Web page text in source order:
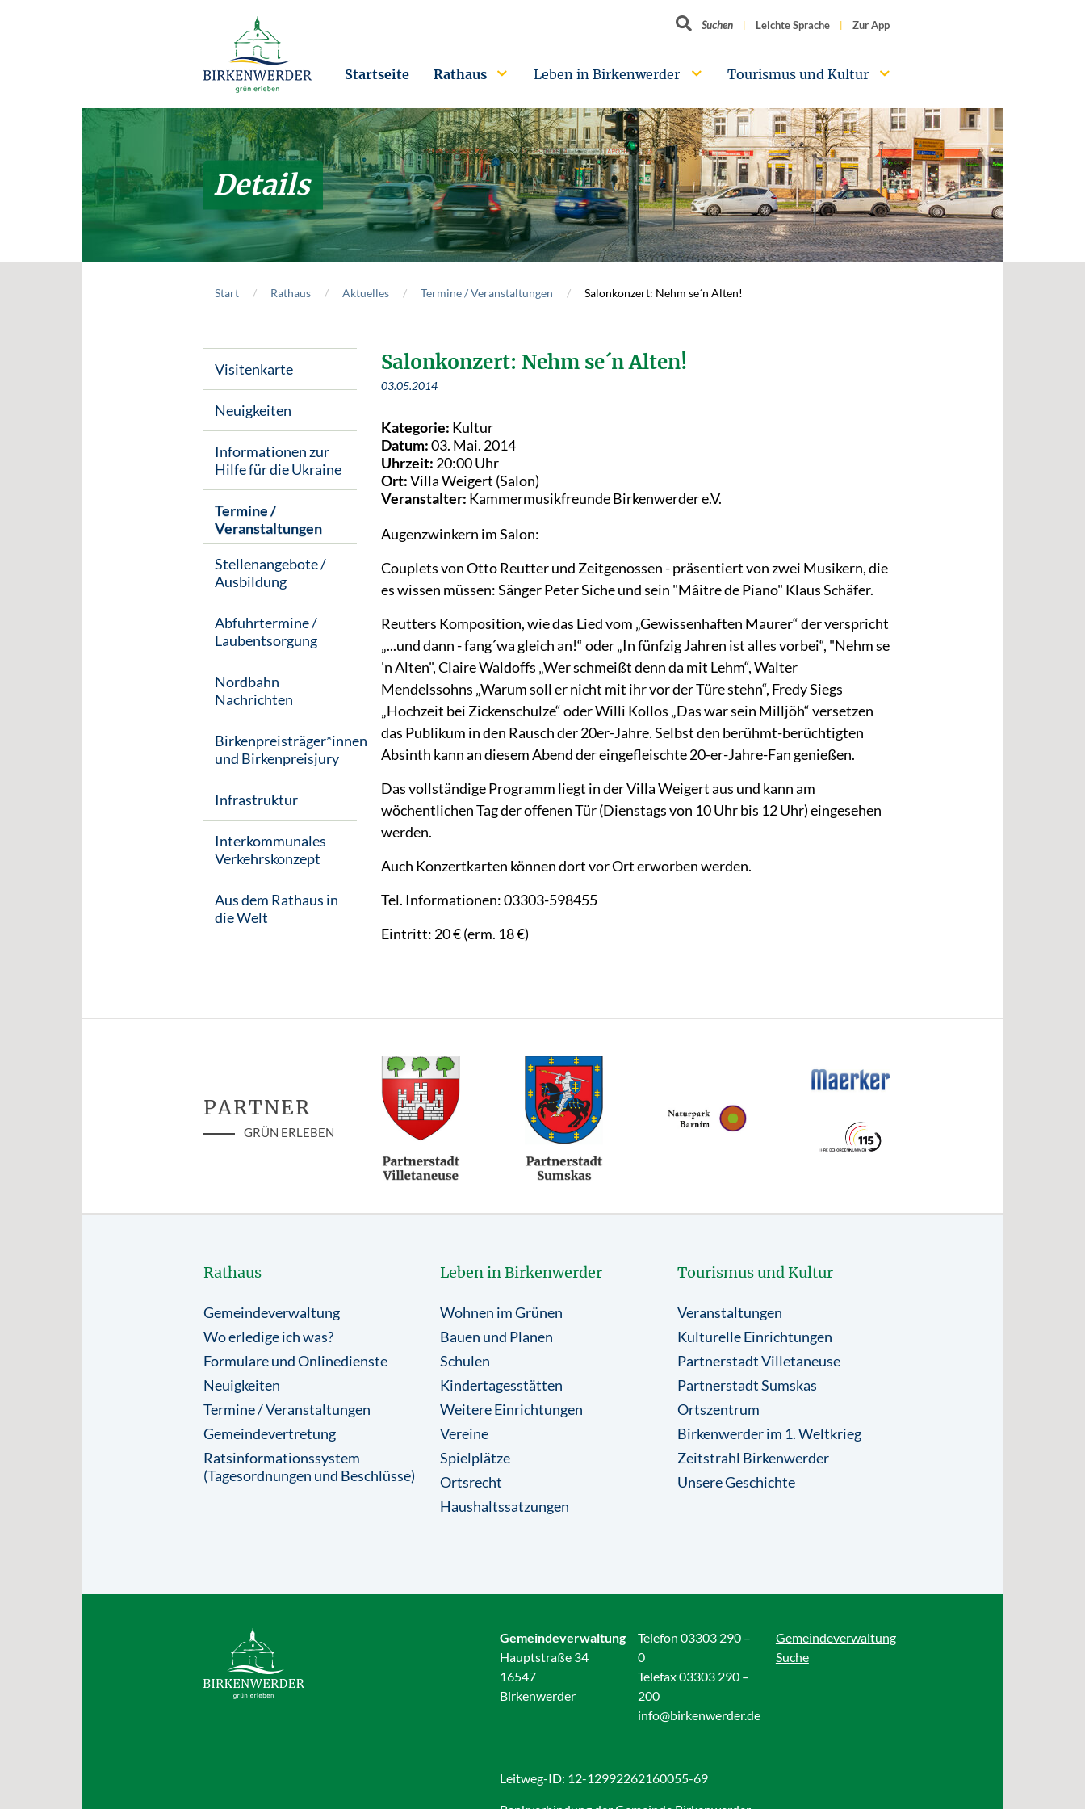
Suchbegriff
Suchen Leichte Sprache Zur App
Startseite Rathaus Leben in Birkenwerder Tourismus und Kultur
Details
Start Rathaus Aktuelles Termine / Veranstaltungen Salonkonzert: Nehm se´n Alten!
Visitenkarte
Neuigkeiten
Informationen zur
Hilfe für die Ukraine
Termine /
Veranstaltungen
Stellenangebote /
Ausbildung
Abfuhrtermine /
Laubentsorgung
Nordbahn
Nachrichten
Birkenpreisträger*innen
und Birkenpreisjury
Infrastruktur
Interkommunales
Verkehrskonzept
Aus dem Rathaus in
die Welt
Salonkonzert: Nehm se´n Alten!
03.05.2014
Kategorie: Kultur
Datum:03. Mai. 2014
Uhrzeit: 20:00 Uhr
Ort:Villa Weigert (Salon)
Veranstalter: Kammermusikfreunde Birkenwerder e.V.
Augenzwinkern im Salon:
Couplets von Otto Reutter und Zeitgenossen - präsentiert von zwei Musikern, die
es wissen müssen: Sänger Peter Siche und sein "Mâitre de Piano" Klaus Schäfer.
Reutters Komposition, wie das Lied vom „Gewissenhaften Maurer“ der verspricht
„...und dann - fang´wa gleich an!“ oder „In fünfzig Jahren ist alles vorbei“, "Nehm se
'n Alten", Claire Waldoffs „Wer schmeißt denn da mit Lehm“, Walter
Mendelssohns „Warum soll er nicht mit ihr vor der Türe stehn“, Fredy Siegs
„Hochzeit bei Zickenschulze“ oder Willi Kollos „Das war sein Milljöh“ versetzen
das Publikum in den Rausch der 20er-Jahre. Selbst den berühmt-berüchtigten
Absinth kann an diesem Abend der eingefleischte 20-er-Jahre-Fan genießen.
Das vollständige Programm liegt in der Villa Weigert aus und kann am
wöchentlichen Tag der offenen Tür (Dienstags von 10 Uhr bis 12 Uhr) eingesehen
werden.
Auch Konzertkarten können dort vor Ort erworben werden.
Tel. Informationen: 03303-598455
Eintritt: 20 € (erm. 18 €)
PARTNER
GRÜN ERLEBEN
Rathaus
Gemeindeverwaltung
Wo erledige ich was?
Formulare und Onlinedienste
Neuigkeiten
Termine / Veranstaltungen
Gemeindevertretung
Ratsinformationssystem
(Tagesordnungen und Beschlüsse)
Leben in Birkenwerder
Wohnen im Grünen
Bauen und Planen
Schulen
Kindertagesstätten
Weitere Einrichtungen
Vereine
Spielplätze
Ortsrecht
Haushaltssatzungen
Tourismus und Kultur
Veranstaltungen
Kulturelle Einrichtungen
Partnerstadt Villetaneuse
Partnerstadt Sumskas
Ortszentrum
Birkenwerder im 1. Weltkrieg
Zeitstrahl Birkenwerder
Unsere Geschichte
Gemeindeverwaltung
Hauptstraße 34
16547
Birkenwerder
Telefon 03303 290 –
0
Telefax 03303 290 –
200
info@birkenwerder.de
Gemeindeverwaltung
Suche
Leitweg-ID: 12-12992262160055-69